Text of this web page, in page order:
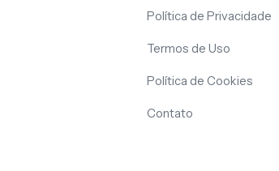
Política de Privacidade
Termos de Uso
Política de Cookies
Contato